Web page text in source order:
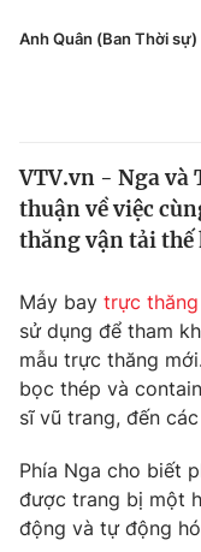
Thế giới
Thế giới đó đây
Câu chuyện quốc tế
Kinh tế
Tài chính
Thị trường
Dữ liệu và đời
Phim VTV
Hậu trường
Giải trí
Y tế
Anh Quân (Ban Thời sự)
VTV.vn - Nga và
thuận về việc
thăng vận tải thế
Máy bay trực thăng
sử dụng để tham
mẫu trực thăng
bọc thép và
sĩ vũ trang, đến
Phía Nga cho biết
được trang bị một
động và tự động